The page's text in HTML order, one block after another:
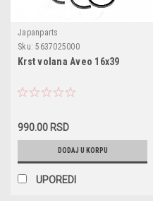
Japanparts
Sku: 5637025000
Krst volana Aveo 16x39
990.00 RSD
DODAJ U KORPU
UPOREDI